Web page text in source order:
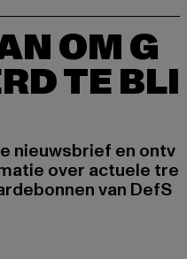
OM G
TE BLI
nieuwsbrief en ontv
over actuele tre
van DefS